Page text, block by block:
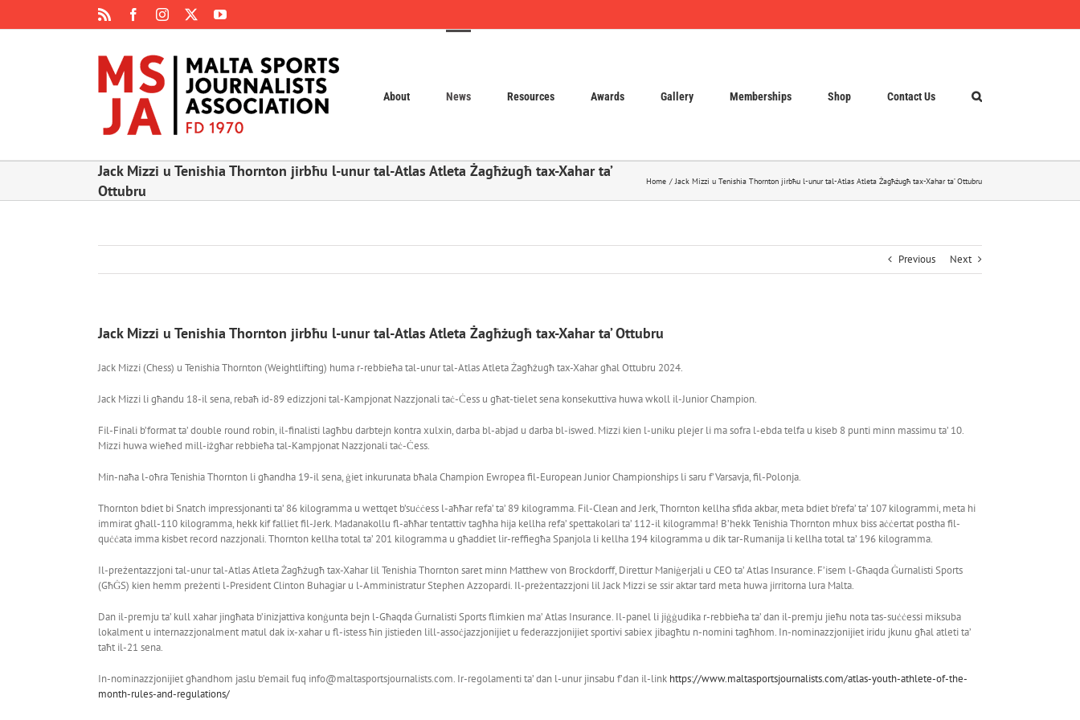
FacebookInstagram YouTube
About News Resources Awards Gallery Memberships Shop Contact Us
Jack Mizzi u Tenishia Thornton jirbħu l-unur tal-Atlas Atleta Żagħżugħ tax-Xahar ta’
Ottubru
Home Jack Mizzi u Tenishia Thornton jirbħu l-unur tal-Atlas Atleta Żagħżugħ tax-Xahar ta’ Ottubru
Previous Next
Jack Mizzi u Tenishia Thornton jirbħu l-unur tal-Atlas Atleta Żagħżugħ tax-Xahar ta’ Ottubru
Jack Mizzi (Chess) u Tenishia Thornton (Weightlifting) huma r-rebbieħa tal-unur tal-Atlas Atleta Żagħżugħ tax-Xahar għal Ottubru 2024.
Jack Mizzi li għandu 18-il sena, rebaħ id-89 edizzjoni tal-Kampjonat Nazzjonali taċ-Ċess u għat-tielet sena konsekuttiva huwa wkoll il-Junior Champion.
Fil-Finali b’format ta’ double round robin, il-finalisti lagħbu darbtejn kontra xulxin, darba bl-abjad u darba bl-iswed. Mizzi kien l-uniku plejer li ma sofra l-ebda telfa u kiseb 8 punti minn massimu ta’ 10.
Mizzi huwa wieħed mill-iżgħar rebbieħa tal-Kampjonat Nazzjonali taċ-Ċess.
Min-naħa l-oħra Tenishia Thornton li għandha 19-il sena, ġiet inkurunata bħala Champion Ewropea fil-European Junior Championships li saru f’Varsavja, fil-Polonja.
Thornton bdiet bi Snatch impressjonanti ta’ 86 kilogramma u wettqet b’suċċess l-aħħar refa’ ta’ 89 kilogramma. Fil-Clean and Jerk, Thornton kellha sfida akbar, meta bdiet b’refa’ ta’ 107 kilogrammi, meta hi
immirat għall-110 kilogramma, hekk kif falliet fil-Jerk. Madanakollu fl-aħħar tentattiv tagħha hija kellha refa’ spettakolari ta’ 112-il kilogramma! B’hekk Tenishia Thornton mhux biss aċċertat postha fil-
quċċata imma kisbet record nazzjonali. Thornton kellha total ta’ 201 kilogramma u għaddiet lir-reffiegħa Spanjola li kellha 194 kilogramma u dik tar-Rumanija li kellha total ta’ 196 kilogramma.
Il-preżentazzjoni tal-unur tal-Atlas Atleta Żagħżugħ tax-Xahar lil Tenishia Thornton saret minn Matthew von Brockdorff, Direttur Maniġerjali u CEO ta’ Atlas Insurance. F’isem l-Għaqda Ġurnalisti Sports
(GħĠS) kien hemm preżenti l-President Clinton Buhagiar u l-Amministratur Stephen Azzopardi. Il-preżentazzjoni lil Jack Mizzi se ssir aktar tard meta huwa jirritorna lura Malta.
Dan il-premju ta’ kull xahar jingħata b’inizjattiva konġunta bejn l-Għaqda Ġurnalisti Sports flimkien ma’ Atlas Insurance. Il-panel li jiġġudika r-rebbieħa ta’ dan il-premju jieħu nota tas-suċċessi miksuba
lokalment u internazzjonalment matul dak ix-xahar u fl-istess ħin jistieden lill-assoċjazzjonijiet u federazzjonijiet sportivi sabiex jibagħtu n-nomini tagħhom. In-nominazzjonijiet iridu jkunu għal atleti ta’
taħt il-21 sena.
In-nominazzjonijiet għandhom jaslu b’email fuq info@maltasportsjournalists.com. Ir-regolamenti ta’ dan l-unur jinsabu f’dan il-link https://www.maltasportsjournalists.com/atlas-youth-athlete-of-the-
month-rules-and-regulations/